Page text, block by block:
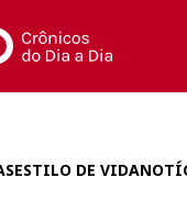
ESTILO DE VIDA